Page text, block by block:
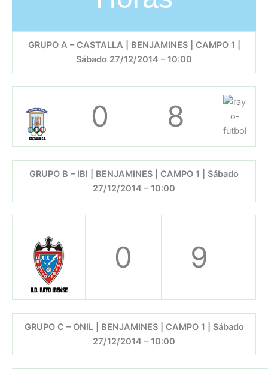
GRUPO A – CASTALLA | BENJAMINES | CAMPO 1 |
Sábado 27/12/2014 – 10:00
0 8
GRUPO B – IBI | BENJAMINES | CAMPO 1 | Sábado
27/12/2014 – 10:00
0 9
GRUPO C – ONIL | BENJAMINES | CAMPO 1 | Sábado
27/12/2014 – 10:00